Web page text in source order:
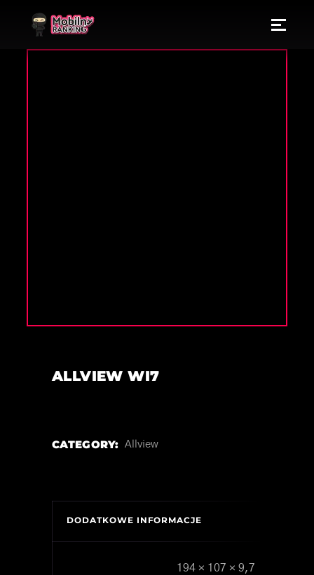
ALLVIEW WI7
CATEGORY: Allview
DODATKOWE INFORMACJE
194 × 107 × 9,7